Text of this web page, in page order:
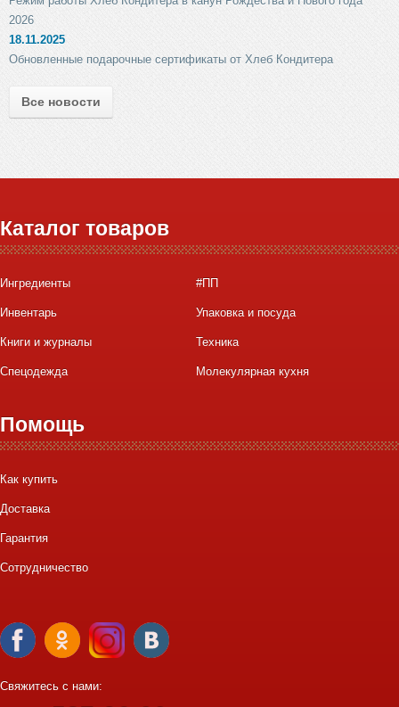
2026
18.11.2025
Обновленные подарочные сертификаты от Хлеб Кондитера
Все новости
Каталог товаров
Ингредиенты #ПП
Инвентарь Упаковка и посуда
Книги и журналы Техника
Спецодежда Молекулярная кухня
Помощь
Как купить
Доставка
Гарантия
Сотрудничество
Свяжитесь с нами: